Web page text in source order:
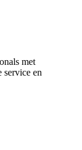
met
service en